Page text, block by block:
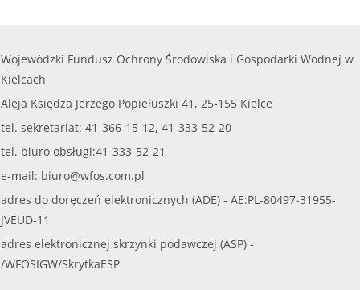
Wojewódzki Fundusz Ochrony Środowiska i Gospodarki Wodnej w
Kielcach
Aleja Księdza Jerzego Popiełuszki 41, 25-155 Kielce
tel. sekretariat: 41-366-15-12, 41-333-52-20
tel. biuro obsługi:41-333-52-21
e-mail: biuro@wfos.com.pl
adres do doręczeń elektronicznych (ADE) - AE:PL-80497-31955-
JVEUD-11
adres elektronicznej skrzynki podawczej (ASP) -
/WFOSIGW/SkrytkaESP